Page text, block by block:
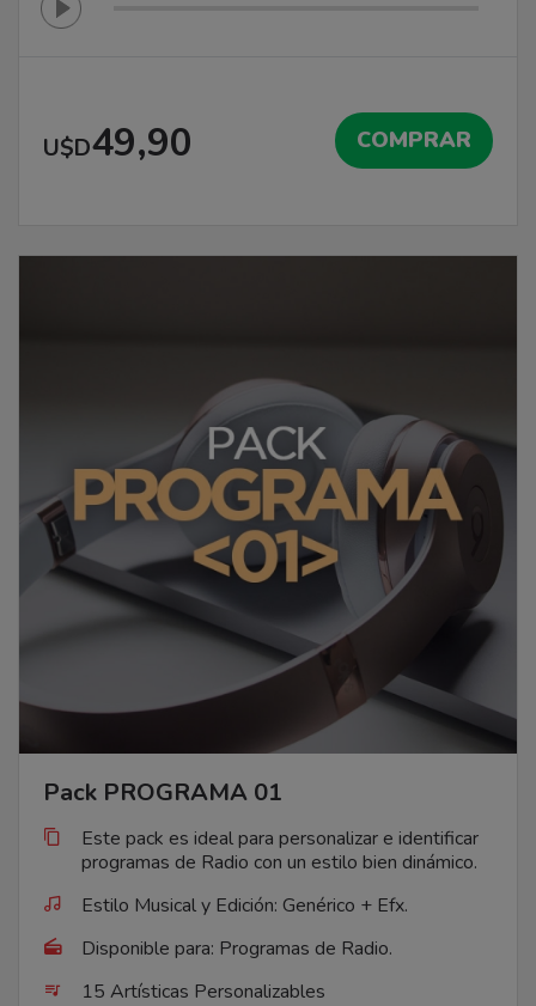
U$D49,90 COMPRAR
Pack PROGRAMA 01
Este pack es ideal para personalizar e identificar
programas de Radio con un estilo bien dinámico.
Estilo Musical y Edición: Genérico + Efx.
Disponible para: Programas de Radio.
15 Artísticas Personalizables